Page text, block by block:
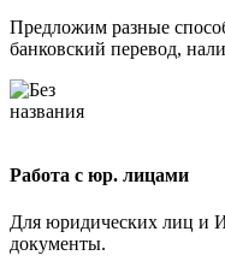
Предложим разные
банковский перевод,
Работа с юр. лицами
Для юридических лиц и
документы.